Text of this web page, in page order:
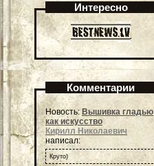
Интересно
Комментарии
Новость: Вышивка гладью
как искусство
Кирилл Николаевич
написал:
Круто)